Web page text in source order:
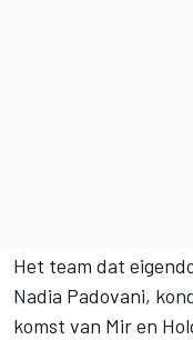
Het team dat
Nadia Padovani,
komst van Mir en